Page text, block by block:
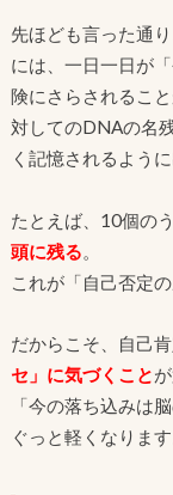
先ほども言った通
には、一日一日が
険にさらされるこ
対してのDNAの名
く記憶されるよう
たとえば、10個の
頭に残る。
これが「自己否定
だからこそ、自己
セ」に気づくこと
「今の落ち込みは
ぐっと軽くなります